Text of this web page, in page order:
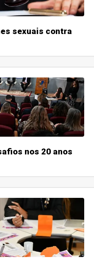
sexuais contra
nos 20 anos